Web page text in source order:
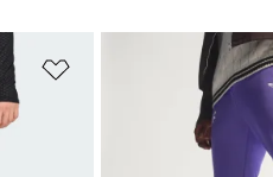
Dodaj do listy życzeń